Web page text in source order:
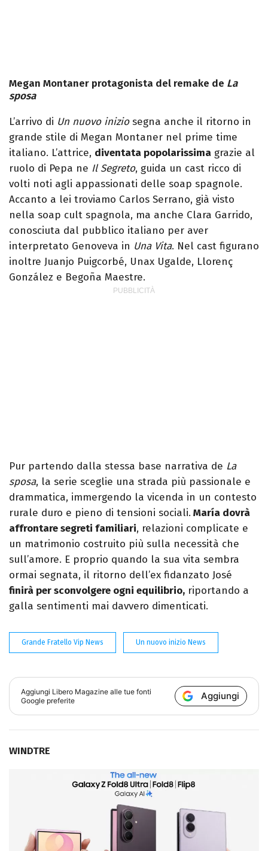
Megan Montaner protagonista del remake de La
sposa
L’arrivo di Un nuovo iniziosegna anche il ritorno in
grande stile di Megan Montaner nel prime time
italiano. L’attrice, diventata popolarissima grazie al
ruolo di Pepa ne Il Segreto, guida un cast ricco di
volti noti agli appassionati delle soap spagnole.
Accanto a lei troviamo Carlos Serrano, già visto
nella soap cult spagnola, ma anche Clara Garrido,
conosciuta dal pubblico italiano per aver
interpretato Genoveva in Una Vita. Nel cast figurano
inoltre Juanjo Puigcorbé, Unax Ugalde, Llorenç
González e Begoña Maestre.
Pur partendo dalla stessa base narrativa de La
sposa, la serie sceglie una strada più passionale e
drammatica, immergendo la vicenda in un contesto
rurale duro e pieno di tensioni sociali. María dovrà
affrontare segreti familiari, relazioni complicate e
un matrimonio costruito più sulla necessità che
sull’amore. E proprio quando la sua vita sembra
ormai segnata, il ritorno dell’ex fidanzato José
finirà per sconvolgere ogni equilibrio, riportando a
galla sentimenti mai davvero dimenticati.
Grande Fratello Vip News Un nuovo inizio News
Aggiungi Libero Magazine alle tue fonti
Google preferite
Aggiungi
WINDTRE